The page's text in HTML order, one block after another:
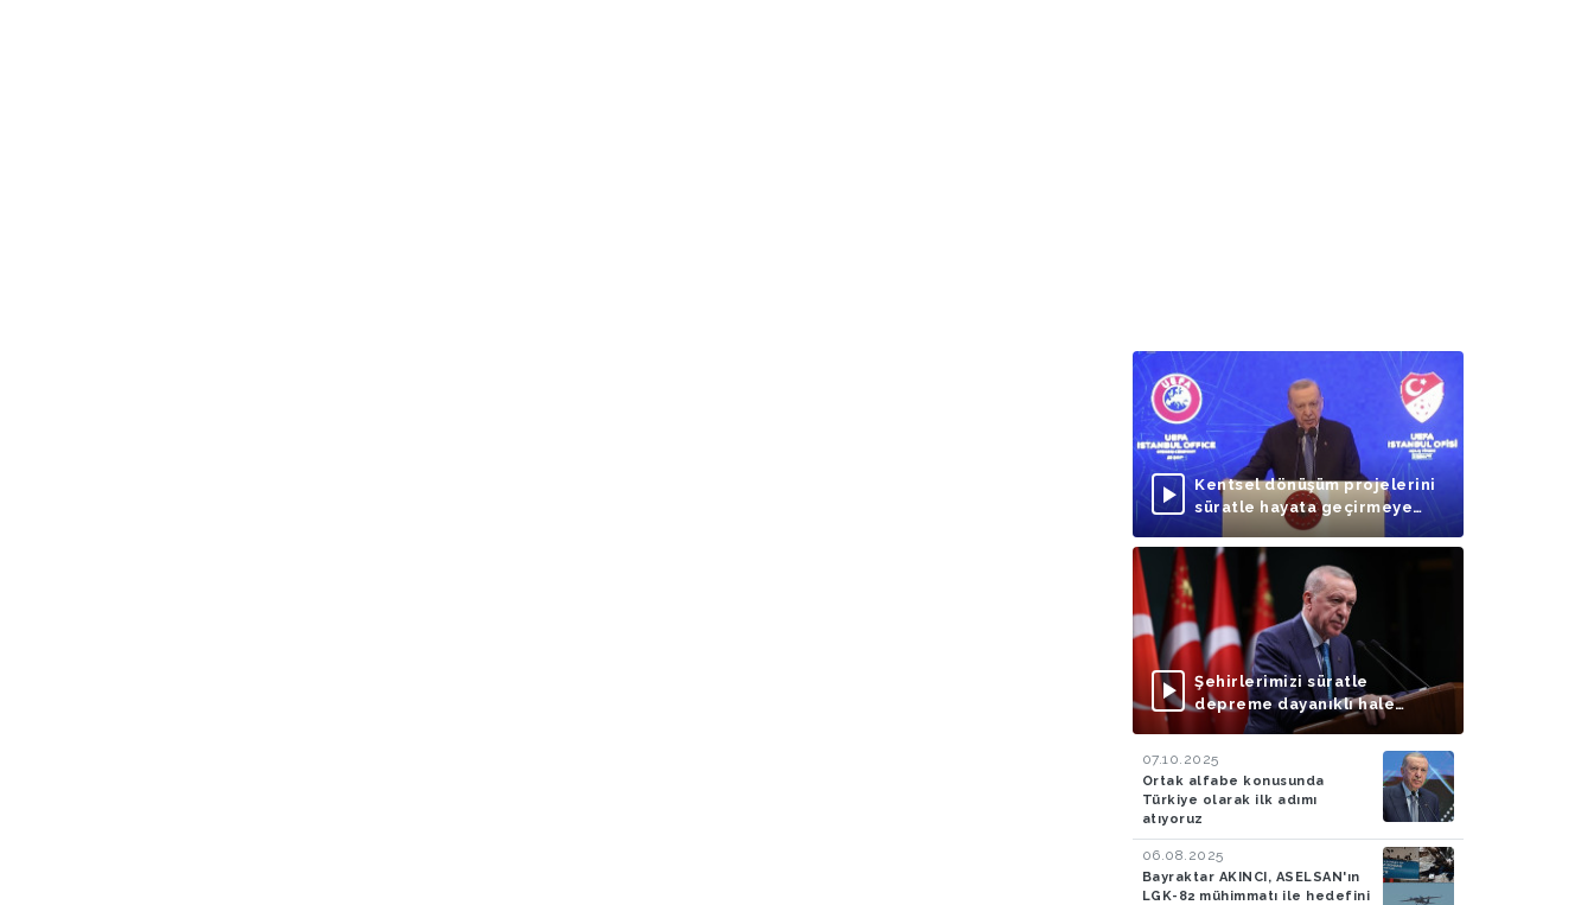
Kentsel dönüşüm projelerini
süratle hayata geçirmeye
odaklanmalıyız
Şehirlerimizi süratle
depreme dayanıklı hale
getirmek dışında bir
seçeneğimiz bulunmuyor
07.10.2025
Ortak alfabe konusunda
Türkiye olarak ilk adımı
atıyoruz
06.08.2025
Bayraktar AKINCI, ASELSAN'ın
LGK-82 mühimmatı ile hedefini